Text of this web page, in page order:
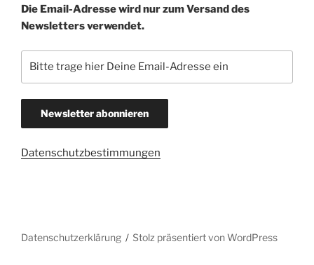
Die Email-Adresse wird nur zum Versand des
Newsletters verwendet.
Datenschutzbestimmungen
Datenschutzerklärung Stolz präsentiert von WordPress